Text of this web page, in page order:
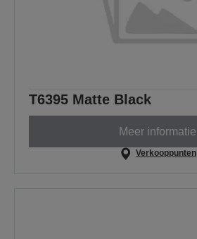
T6395 Matte Black
Meer informatie
Verkooppunten